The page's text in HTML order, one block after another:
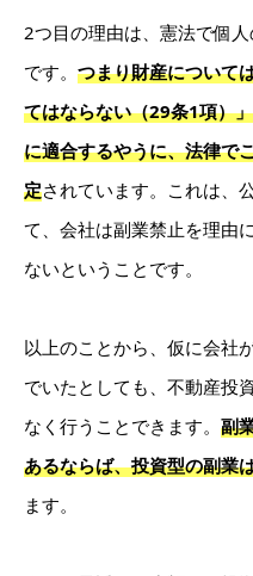
2つ目の理由は、憲法で個
です。 つまり財産について
てはならない（29条1項）
に適合するやうに、法律で
定されています。これは、
て、会社は副業禁止を理由
ないということです。
以上のことから、仮に会社
でいたとしても、不動産投
なく行うことできます。 副
あるならば、投資型の副業
ます。